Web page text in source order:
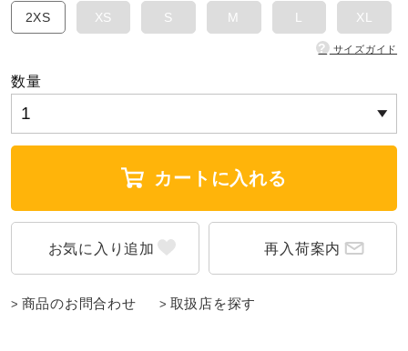
ワーキング
ライフスタイルグッズ
インナー
寝具／ミズノスリープ
2XS
XS S M L XL
? サイズガイド
数量
カートに入れる
再入荷案内
商品のお問合わせ 取扱店を探す